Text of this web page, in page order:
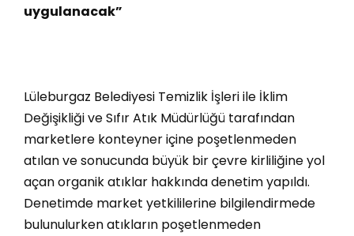
uygulanacak”
Lüleburgaz Belediyesi Temizlik İşleri ile İklim
Değişikliği ve Sıfır Atık Müdürlüğü tarafından
marketlere konteyner içine poşetlenmeden
atılan ve sonucunda büyük bir çevre kirliliğine yol
açan organik atıklar hakkında denetim yapıldı.
Denetimde market yetkililerine bilgilendirmede
bulunulurken atıkların poşetlenmeden